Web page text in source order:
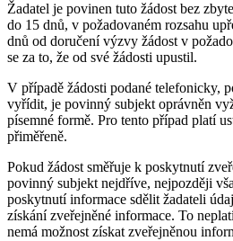
Žadatel je povinen tuto žádost bez
do 15 dnů, v požadovaném rozsahu
dnů od doručení výzvy žádost v
se za to, že od své žádosti upustil.
V případě žádosti podané telefonicky,
vyřídit, je povinný subjekt oprávněn
písemné formě. Pro tento případ platí
přiměřeně.
Pokud žádost směřuje k poskytnutí
povinný subjekt nejdříve, nejpozději
poskytnutí informace sdělit žadateli
získání zveřejněné informace. To
nemá možnost získat zveřejněnou